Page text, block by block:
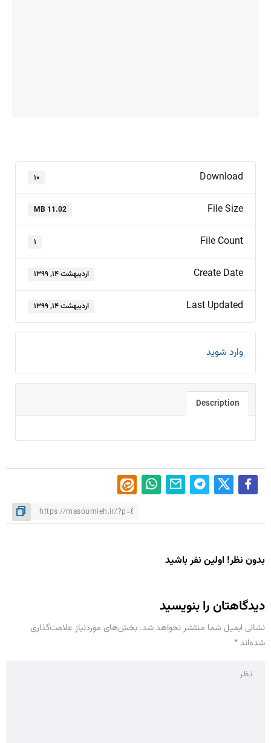
Download ۱۰
File Size
11.02 MB
File Count ۱
Create Date اردیبهشت ۱۴, ۱۳۹۹
Last Updated اردیبهشت ۱۴, ۱۳۹۹
وارد شوید
Description
بدون نظر! اولین نفر باشید
دیدگاهتان را بنویسید
نشانی ایمیل شما منتشر نخواهد شد. بخش‌های موردنیاز علامت‌گذاری
شده‌اند*